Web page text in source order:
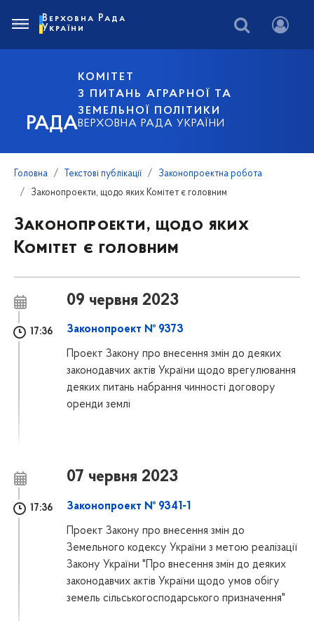
РАДА
КОМІТЕТ
З ПИТАНЬ АГРАРНОЇ ТА
ЗЕМЕЛЬНОЇ ПОЛІТИКИ
ВЕРХОВНА РАДА УКРАЇНИ
Верховна Рада
України
Головна Текстові публікації
Законопроектна робота
Законопроекти, щодо яких Комітет є головним
Законопроекти, щодо яких
Комітет є головним
09 червня 2023
17:36 Законопроект № 9373
Проект Закону про внесення змін до деяких
законодавчих актів України щодо врегулювання
деяких питань набрання чинності договору
оренди землі
07 червня 2023
17:36 Законопроект № 9341-1
Проект Закону про внесення змін до
Земельного кодексу України з метою реалізації
Закону України "Про внесення змін до деяких
законодавчих актів України щодо умов обігу
земель сільськогосподарського призначення"